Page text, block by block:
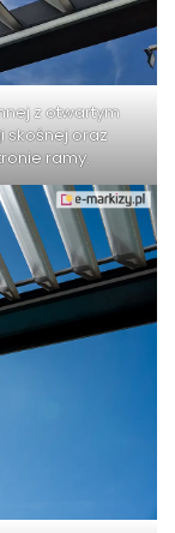
z otwartym
skośnej oraz
ramy.